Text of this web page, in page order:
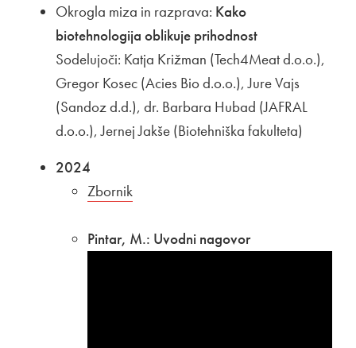
Okrogla miza in razprava: Kako
biotehnologija oblikuje prihodnost
Sodelujoči: Katja Križman (Tech4Meat d.o.o.),
Gregor Kosec (Acies Bio d.o.o.), Jure Vajs
(Sandoz d.d.), dr. Barbara Hubad (JAFRAL
d.o.o.), Jernej Jakše (Biotehniška fakulteta)
2024
Povezava na dokument
Zbornik
Pintar, M.: Uvodni nagovor